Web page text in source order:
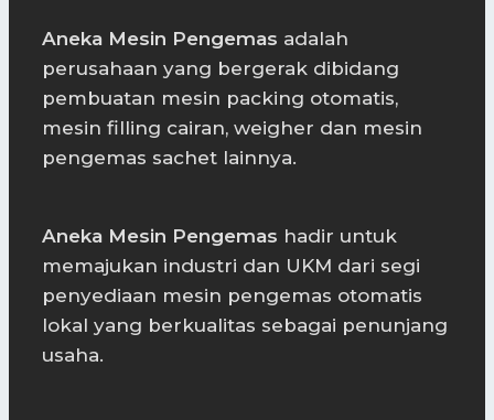
Aneka Mesin Pengemas adalah
perusahaan yang bergerak dibidang
pembuatan mesin packing otomatis,
mesin filling cairan, weigher dan mesin
pengemas sachet lainnya.
Aneka Mesin Pengemas hadir untuk
memajukan industri dan UKM dari segi
penyediaan mesin pengemas otomatis
lokal yang berkualitas sebagai penunjang
usaha.